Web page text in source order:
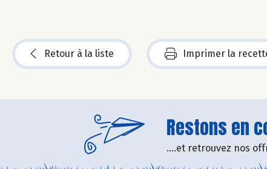
Retour à la liste Imprimer la
Restons en
....et retrouvez nos